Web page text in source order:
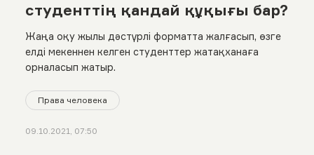
студенттің қандай құқығы бар?
Жаңа оқу жылы дәстүрлі форматта жалғасып, өзге
елді мекеннен келген студенттер жатақханаға
орналасып жатыр.
Права человека
09.10.2021, 07:50